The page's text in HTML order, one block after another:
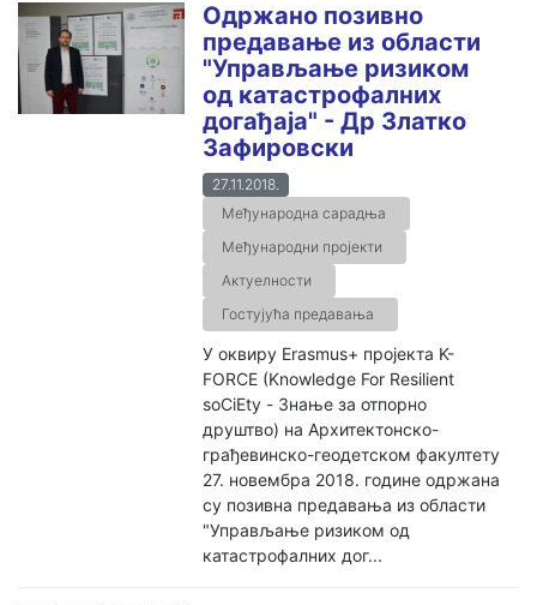
Одржано позивно
предавање из области
"Управљање ризиком
од катастрофалних
догађаја" - Др Златко
Зафировски
27.11.2018.
Међународна сарадња
Међународни пројекти
Актуелности
Гостујућа предавања
У оквиру Erasmus+ пројекта K-
FORCE (Knowledge For Resilient
soCiEty - Знање за отпорно
друштво) на Архитектонско-
грађевинско-геодетском факултету
27. новембра 2018. године одржана
су позивна предавања из области
"Управљање ризиком од
катастрофалних дог...